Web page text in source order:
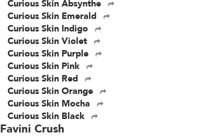
Curious Skin Absynthe
Curious Skin Emerald
Curious Skin Indigo
Curious Skin Violet
Curious Skin Purple
Curious Skin Pink
Curious Skin Red
Curious Skin Orange
Curious Skin Mocha
Curious Skin Black
Favini Crush